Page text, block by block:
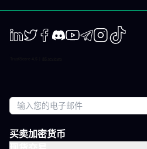
流与真实投资者行为。不是猜测，也
举个例子，一天的节奏大致如下：
基调。 09:12 今日计划，CAC 40 明
点。 14:30 中期简报，黄金 趋势形
医疗 加密货币：BTC、ETH、SOL和
油、白银 ETF：SPY、QQQ、MSCI
何定位？ IVLite特意定位于免费账户
内容但不需要全方位陪伴，这是最佳
VIP 晨间简报
买卖加密货币
Telegram
Instagram